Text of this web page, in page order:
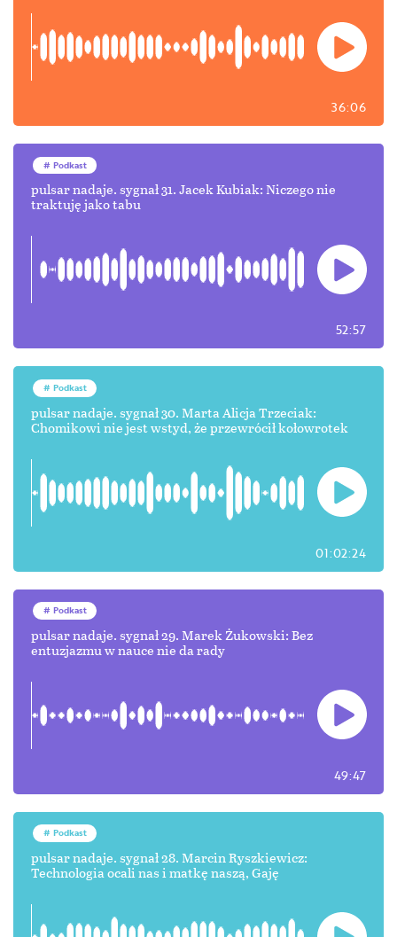
36:06
Podkast
pulsar nadaje. sygnał 31. Jacek Kubiak: Niczego nie
traktuję jako tabu
52:57
Podkast
pulsar nadaje. sygnał 30. Marta Alicja Trzeciak:
Chomikowi nie jest wstyd, że przewrócił kołowrotek
01:02:24
Podkast
pulsar nadaje. sygnał 29. Marek Żukowski: Bez
entuzjazmu w nauce nie da rady
49:47
Podkast
pulsar nadaje. sygnał 28. Marcin Ryszkiewicz:
Technologia ocali nas i matkę naszą, Gaję